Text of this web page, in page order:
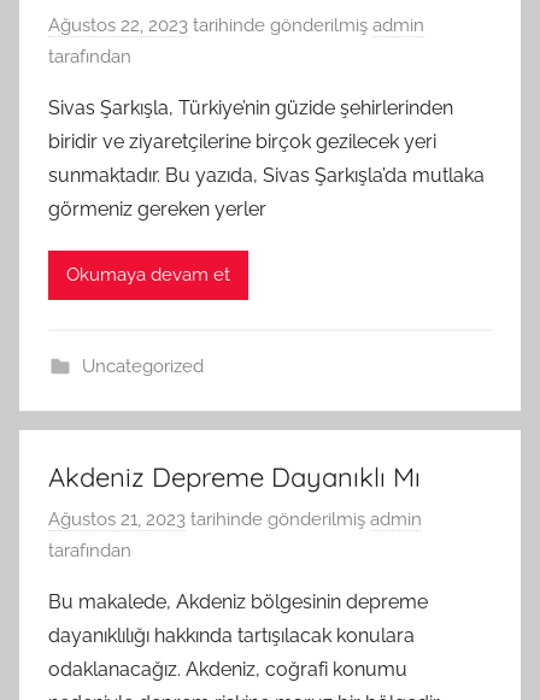
Ağustos 22, 2023 tarihinde gönderilmiş admin
tarafından
Sivas Şarkışla, Türkiye’nin güzide şehirlerinden
biridir ve ziyaretçilerine birçok gezilecek yeri
sunmaktadır. Bu yazıda, Sivas Şarkışla’da mutlaka
görmeniz gereken yerler
Okumaya devam et
Uncategorized
Akdeniz Depreme Dayanıklı Mı
Ağustos 21, 2023 tarihinde gönderilmiş admin
tarafından
Bu makalede, Akdeniz bölgesinin depreme
dayanıklılığı hakkında tartışılacak konulara
odaklanacağız. Akdeniz, coğrafi konumu